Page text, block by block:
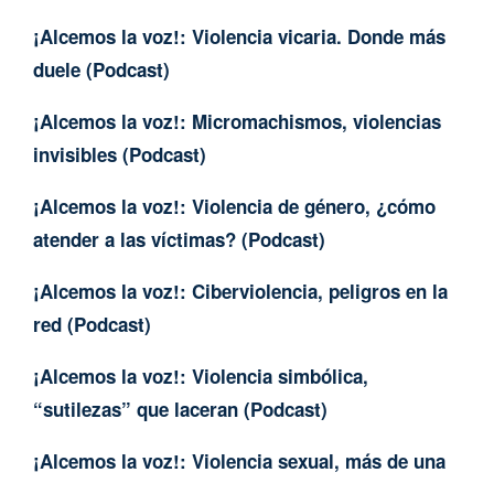
¡Alcemos la voz!: Violencia vicaria. Donde más
duele (Podcast)
¡Alcemos la voz!: Micromachismos, violencias
invisibles (Podcast)
¡Alcemos la voz!: Violencia de género, ¿cómo
atender a las víctimas? (Podcast)
¡Alcemos la voz!: Ciberviolencia, peligros en la
red (Podcast)
¡Alcemos la voz!: Violencia simbólica,
“sutilezas” que laceran (Podcast)
¡Alcemos la voz!: Violencia sexual, más de una